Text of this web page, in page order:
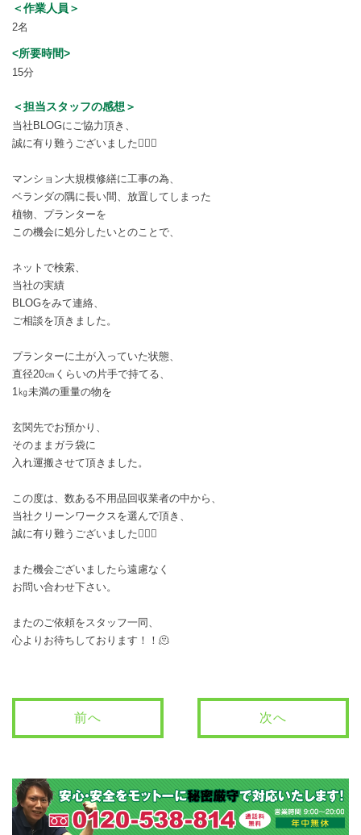
＜作業人員＞
2名
<所要時間>
15分
＜担当スタッフの感想＞
当社BLOGにご協力頂き、
誠に有り難うございました🙇🏻‍♂️
マンション大規模修繕に工事の為、
ベランダの隅に長い間、放置してしまった
植物、プランターを
この機会に処分したいとのことで、
ネットで検索、
当社の実績
BLOGをみて連絡、
ご相談を頂きました。
プランターに土が入っていた状態、
直径20㎝くらいの片手で持てる、
1㎏未満の重量の物を
玄関先でお預かり、
そのままガラ袋に
入れ運搬させて頂きました。
この度は、数ある不用品回収業者の中から、
当社クリーンワークスを選んで頂き、
誠に有り難うございました🙇🏻‍♂️
また機会ございましたら遠慮なく
お問い合わせ下さい。
またのご依頼をスタッフ一同、
心よりお待ちしております！！🫠
前へ 次へ